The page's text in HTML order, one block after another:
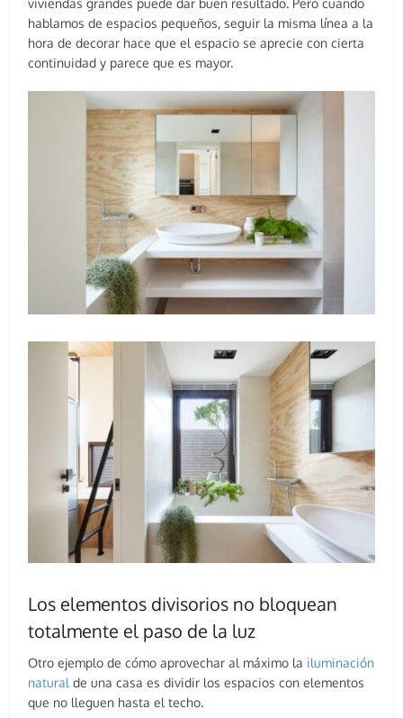
viviendas grandes puede dar buen resultado. Pero cuando
hablamos de espacios pequeños, seguir la misma línea a la
hora de decorar hace que el espacio se aprecie con cierta
continuidad y parece que es mayor.
Los elementos divisorios no bloquean
totalmente el paso de la luz
Otro ejemplo de cómo aprovechar al máximo la iluminación
natural de una casa es dividir los espacios con elementos
que no lleguen hasta el techo.